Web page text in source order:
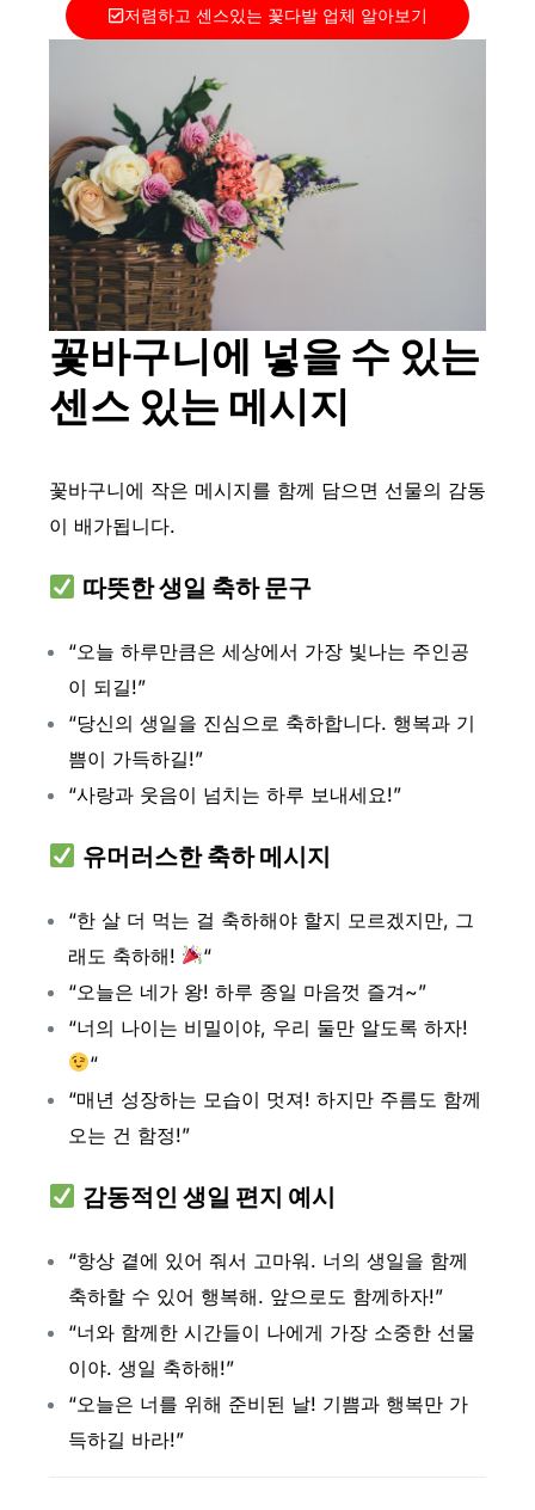
저렴하고 센스있는 꽃다발 업체 알아보기
꽃바구니에 넣을 수 있는
센스 있는 메시지
꽃바구니에 작은 메시지를 함께 담으면 선물의 감동
이 배가됩니다.
따뜻한 생일 축하 문구
“오늘 하루만큼은 세상에서 가장 빛나는 주인공
이 되길!”
“당신의 생일을 진심으로 축하합니다. 행복과 기
쁨이 가득하길!”
“사랑과 웃음이 넘치는 하루 보내세요!”
유머러스한 축하 메시지
“한 살 더 먹는 걸 축하해야 할지 모르겠지만, 그
래도 축하해!
“
“오늘은 네가 왕! 하루 종일 마음껏 즐겨~”
“너의 나이는 비밀이야, 우리 둘만 알도록 하자!
“
“매년 성장하는 모습이 멋져! 하지만 주름도 함께
오는 건 함정!”
감동적인 생일 편지 예시
“항상 곁에 있어 줘서 고마워. 너의 생일을 함께
축하할 수 있어 행복해. 앞으로도 함께하자!”
“너와 함께한 시간들이 나에게 가장 소중한 선물
이야. 생일 축하해!”
“오늘은 너를 위해 준비된 날! 기쁨과 행복만 가
득하길 바라!”